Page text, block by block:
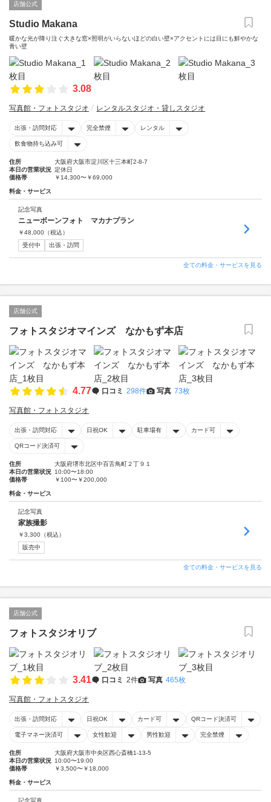
店舗公式
Studio Makana
暖かな光が降り注ぐ大きな窓×照明がいらないほどの白い壁×アクセントには目にも鮮やかな
青い壁
3.08
写真館・フォトスタジオ レンタルスタジオ・貸しスタジオ
出張・訪問対応 完全禁煙 レンタル
飲食物持ち込み可
住所
大阪府大阪市淀川区十三本町2-8-7
本日の営業状況 定休日
価格帯
￥14,300〜￥69,000
料金・サービス
記念写真
ニューボーンフォト マカナプラン
￥48,000 （税込）
受付中
出張・訪問
全ての料金・サービスを見る
店舗公式
フォトスタジオマインズ なかもず本店
4.77 口コミ 298件 写真 73枚
写真館・フォトスタジオ
出張・訪問対応 日祝OK 駐車場有 カード可
QRコード決済可
住所
大阪府堺市北区中百舌鳥町２丁９１
本日の営業状況 10:00〜18:00
価格帯
￥100〜￥200,000
料金・サービス
記念写真
家族撮影
￥3,300 （税込）
販売中
全ての料金・サービスを見る
店舗公式
フォトスタジオリブ
3.41 口コミ 2件 写真 465枚
写真館・フォトスタジオ
出張・訪問対応 日祝OK カード可 QRコード決済可
電子マネー決済可 女性歓迎 男性歓迎 完全禁煙
住所
大阪府大阪市中央区西心斎橋1-13-5
本日の営業状況 10:00〜19:00
価格帯
￥3,500〜￥18,000
料金・サービス
記念写真